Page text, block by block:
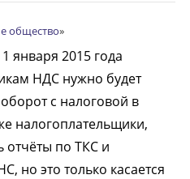
общество»
января 2015 года
НДС нужно будет
с налоговой в
налогоплательщики,
отчёты по ТКС и
но это только касается